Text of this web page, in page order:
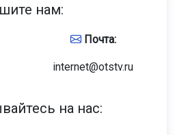
нам:
Почта:
internet@otstv.ru
на нас: